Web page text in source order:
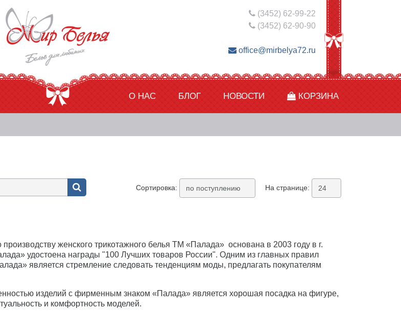
(3452) 62-99-22
(3452) 62-90-90
office@mirbelya72.ru
О НАС БЛОГ НОВОСТИ КОРЗИНА
Сортировка: На странице:
женского трикотажного белья ТМ «Палада» основана в 2003 году в г.
удостоена награды "100 Лучших товаров России". Одним из главных правил
является стремление следовать тенденциям моды, предлагать покупателям
изделий с фирменным знаком «Палада» является хорошая посадка на фигуре,
и комфортность моделей.